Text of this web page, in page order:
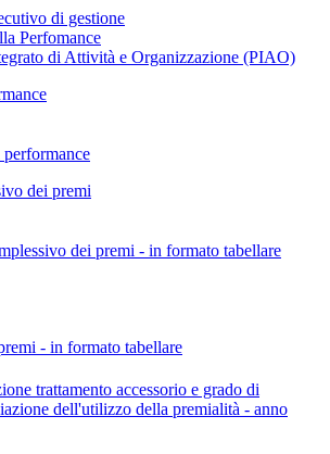
di gestione
Perfomance
di Attività e Organizzazione (PIAO)
dei premi
dei premi - in formato tabellare
- in formato tabellare
trattamento accessorio e grado di
dell'utilizzo della premialità - anno